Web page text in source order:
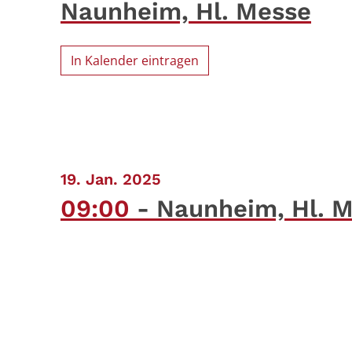
Naunheim, Hl. Messe
In Kalender eintragen
19. Jan. 2025
09:00 Naunheim, Hl.